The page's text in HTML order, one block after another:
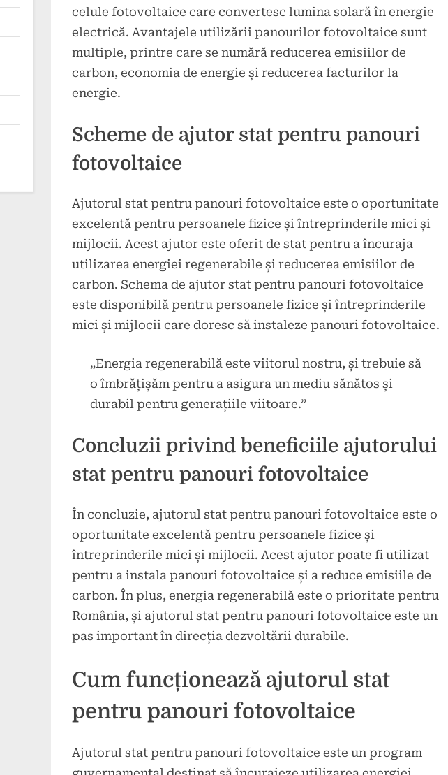
celule fotovoltaice care convertesc lumina solară în energie
electrică. Avantajele utilizării panourilor fotovoltaice sunt
multiple, printre care se numără reducerea emisiilor de
carbon, economia de energie și reducerea facturilor la
energie.
Scheme de ajutor stat pentru panouri
fotovoltaice
Ajutorul stat pentru panouri fotovoltaice este o oportunitate
excelentă pentru persoanele fizice și întreprinderile mici și
mijlocii. Acest ajutor este oferit de stat pentru a încuraja
utilizarea energiei regenerabile și reducerea emisiilor de
carbon. Schema de ajutor stat pentru panouri fotovoltaice
este disponibilă pentru persoanele fizice și întreprinderile
mici și mijlocii care doresc să instaleze panouri fotovoltaice.
„Energia regenerabilă este viitorul nostru, și trebuie să
o îmbrățișăm pentru a asigura un mediu sănătos și
durabil pentru generațiile viitoare.”
Concluzii privind beneficiile ajutorului
stat pentru panouri fotovoltaice
În concluzie, ajutorul stat pentru panouri fotovoltaice este o
oportunitate excelentă pentru persoanele fizice și
întreprinderile mici și mijlocii. Acest ajutor poate fi utilizat
pentru a instala panouri fotovoltaice și a reduce emisiile de
carbon. În plus, energia regenerabilă este o prioritate pentru
România, și ajutorul stat pentru panouri fotovoltaice este un
pas important în direcția dezvoltării durabile.
Cum funcționează ajutorul stat
pentru panouri fotovoltaice
Ajutorul stat pentru panouri fotovoltaice este un program